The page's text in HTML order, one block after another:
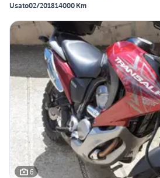
Usato02/201814000 Km
6